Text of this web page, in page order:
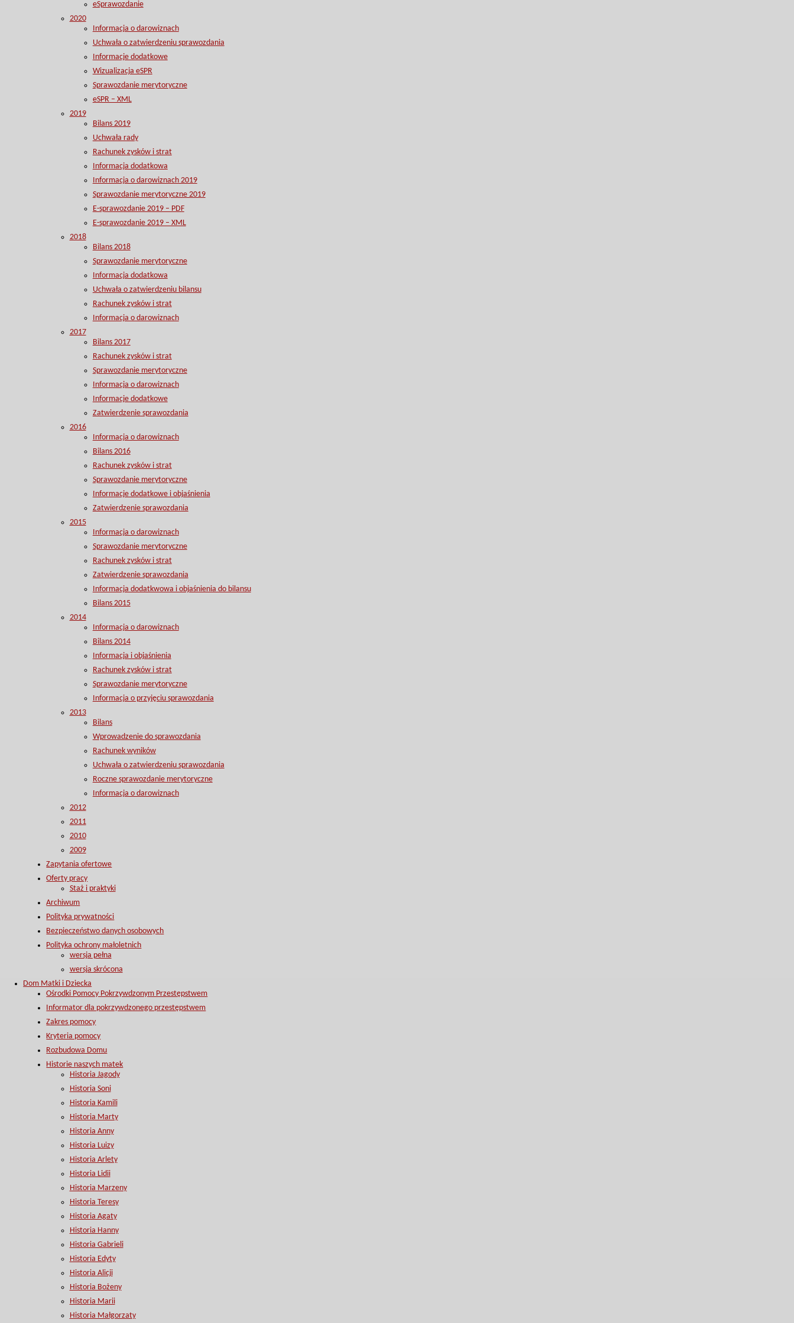
eSprawozdanie
2020
Informacja o darowiznach
Uchwała o zatwierdzeniu sprawozdania
Informacje dodatkowe
Wizualizacja eSPR
Sprawozdanie merytoryczne
eSPR – XML
2019
Bilans 2019
Uchwała rady
Rachunek zysków i strat
Informacja dodatkowa
Informacja o darowiznach 2019
Sprawozdanie merytoryczne 2019
E-sprawozdanie 2019 – PDF
E-sprawozdanie 2019 – XML
2018
Bilans 2018
Sprawozdanie merytoryczne
Informacja dodatkowa
Uchwała o zatwierdzeniu bilansu
Rachunek zysków i strat
Informacja o darowiznach
2017
Bilans 2017
Rachunek zysków i strat
Sprawozdanie merytoryczne
Informacja o darowiznach
Informacje dodatkowe
Zatwierdzenie sprawozdania
2016
Informacja o darowiznach
Bilans 2016
Rachunek zysków i strat
Sprawozdanie merytoryczne
Informacje dodatkowe i objaśnienia
Zatwierdzenie sprawozdania
2015
Informacja o darowiznach
Sprawozdanie merytoryczne
Rachunek zysków i strat
Zatwierdzenie sprawozdania
Informacja dodatkwowa i objaśnienia do bilansu
Bilans 2015
2014
Informacja o darowiznach
Bilans 2014
Informacja i objaśnienia
Rachunek zysków i strat
Sprawozdanie merytoryczne
Informacja o przyjęciu sprawozdania
2013
Bilans
Wprowadzenie do sprawozdania
Rachunek wyników
Uchwała o zatwierdzeniu sprawozdania
Roczne sprawozdanie merytoryczne
Informacja o darowiznach
2012
2011
2010
2009
Zapytania ofertowe
Oferty pracy
Staż i praktyki
Archiwum
Polityka prywatności
Bezpieczeństwo danych osobowych
Polityka ochrony małoletnich
wersja pełna
wersja skrócona
Dom Matki i Dziecka
Ośrodki Pomocy Pokrzywdzonym Przestępstwem
Informator dla pokrzywdzonego przestępstwem
Zakres pomocy
Kryteria pomocy
Rozbudowa Domu
Historie naszych matek
Historia Jagody
Historia Soni
Historia Kamili
Historia Marty
Historia Anny
Historia Luizy
Historia Arlety
Historia Lidii
Historia Marzeny
Historia Teresy
Historia Agaty
Historia Hanny
Historia Gabrieli
Historia Edyty
Historia Alicji
Historia Bożeny
Historia Marii
Historia Małgorzaty